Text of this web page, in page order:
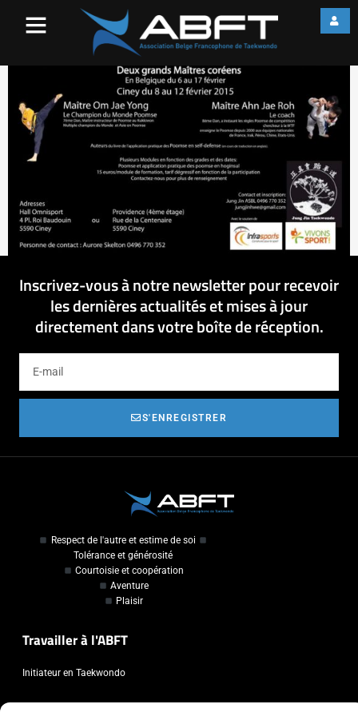
Inscrivez-vous à notre newsletter pour recevoir
les dernières actualités et mises à jour
directement dans votre boîte de réception.
S'ENREGISTRER
Respect de l'autre et estime de soi
Tolérance et générosité
Courtoisie et coopération
Aventure
Plaisir
Travailler à l'ABFT
Initiateur en Taekwondo